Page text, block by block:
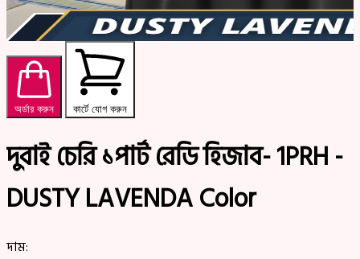
অর্ডার করুন কার্টে যোগ করুন
দুবাই চেরি ১পার্ট রেডি হিজাব- 1PRH -
DUSTY LAVENDA Color
দাম: